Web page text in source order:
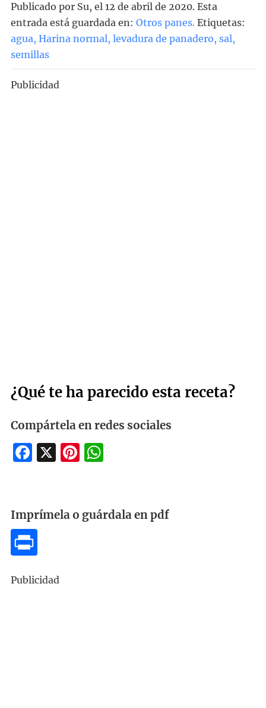
Publicado por Su, el 12 de abril de 2020. Esta
entrada está guardada en: Otros panes. Etiquetas:
agua, Harina normal, levadura de panadero, sal,
semillas
Publicidad
¿Qué te ha parecido esta receta?
Compártela en redes sociales
Facebook
X Pinterest
WhatsApp
Imprímela o guárdala en pdf
Publicidad